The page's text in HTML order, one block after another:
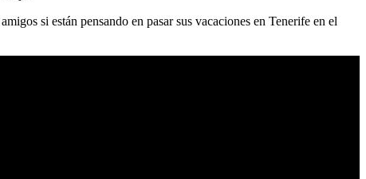
si están pensando en pasar sus vacaciones en Tenerife en el